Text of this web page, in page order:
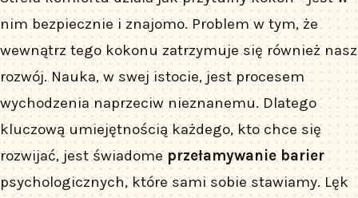
nim bezpiecznie i znajomo. Problem w tym, że
wewnątrz tego kokonu zatrzymuje się również nasz
rozwój. Nauka, w swej istocie, jest procesem
wychodzenia naprzeciw nieznanemu. Dlatego
kluczową umiejętnością każdego, kto chce się
rozwijać, jest świadome przełamywanie barier
psychologicznych, które sami sobie stawiamy. Lęk